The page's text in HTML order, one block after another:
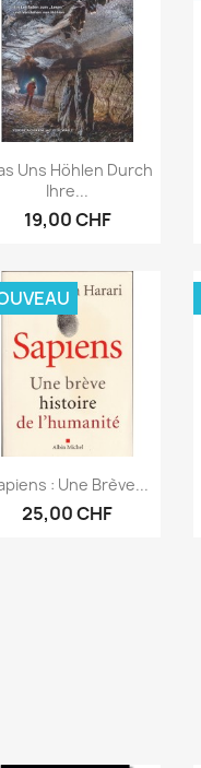
Aperçu rapide
Uns Höhlen Durch
Ihre...
19,00 CHF
Aperçu rapide
: Une Brève...
25,00 CHF